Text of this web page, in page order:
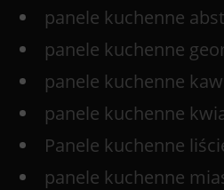
panele kuchenne
panele kuchenne
panele kuchenne
panele kuchenne
Panele kuchenne
panele kuchenne